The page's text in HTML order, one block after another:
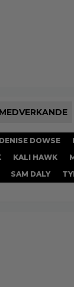
MEDVERKANDE
DENISE DOWSE
KALI HAWK
SAM DALY